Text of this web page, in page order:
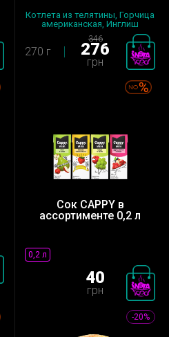
Котлета из телятины, Горчица
американская, Инглиш
маффин...
270 г
346
276
грн
Сок CAPPY в
ассортименте 0,2 л
0,2 л
40
грн
-20%